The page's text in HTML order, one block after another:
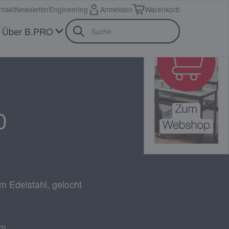
Über B.PRO
NewsletterEngineering Anmelden Warenkorb
Edelstahl, gelocht